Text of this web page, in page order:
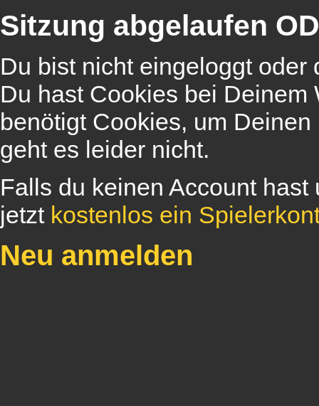
Sitzung abgelaufen
Du bist nicht eingeloggt
Du hast Cookies bei
benötigt Cookies, um
geht es leider nicht.
Falls du keinen Account
jetzt kostenlos ein
Neu anmelden